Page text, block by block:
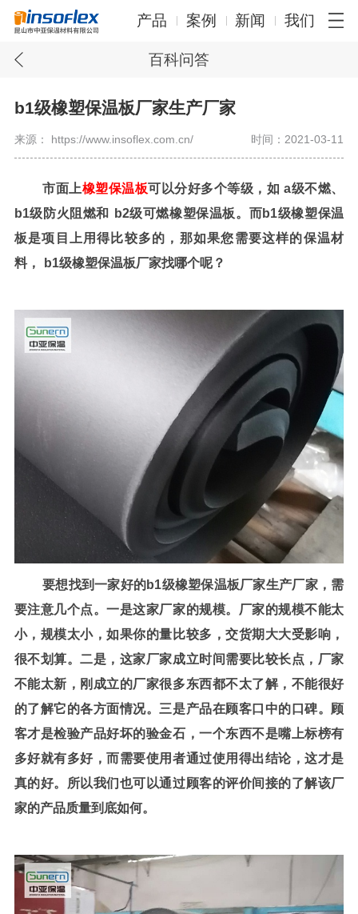
产品 案例 新闻 我们
百科问答
b1级橡塑保温板厂家生产厂家
来源： https://www.insoflex.com.cn/ 时间：2021-03-11
市面上橡塑保温板可以分好多个等级，如 a级不燃、
b1级防火阻燃和 b2级可燃橡塑保温板。而b1级橡塑保温
板是项目上用得比较多的，那如果您需要这样的保温材
料，
b1级橡塑保温板厂家找哪个呢？
要想找到一家好的b1级橡塑保温板厂家生产厂家，需
要注意几个点。一是这家厂家的规模。厂家的规模不能太
小，规模太小，如果你的量比较多，交货期大大受影响，
很不划算。二是，这家厂家成立时间需要比较长点，厂家
不能太新，刚成立的厂家很多东西都不太了解，不能很好
的了解它的各方面情况。三是产品在顾客口中的口碑。顾
客才是检验产品好坏的验金石，一个东西不是嘴上标榜有
多好就有多好，而需要使用者通过使用得出结论，这才是
真的好。所以我们也可以通过顾客的评价间接的了解该厂
家的产品质量到底如何。